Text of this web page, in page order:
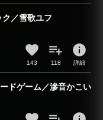
ク／雪歌ユフ
143 118
info
詳細
ドゲーム／滲音かこい